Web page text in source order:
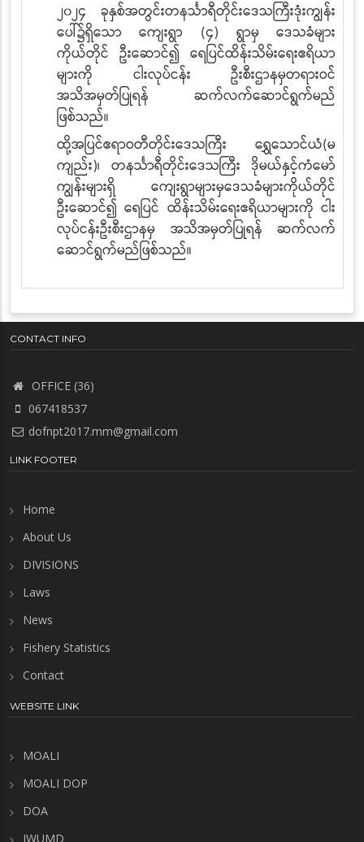
၂၀၂၄ ခုနှစ်အတွင်းတနင်္သာရီတိုင်းဒေသကြီးဒုံးကျွန်း
ပေါ်၌ရှိသော ကျေးရွာ (၄) ရွာမှ ဒေသခံများ
ကိုယ်တိုင် ဦးဆောင်၍ ရေပြင်ထိန်းသိမ်းရေးဧရိယာ
များကို ငါးလုပ်ငန်း ဦးစီးဌာနမှတရားဝင်
အသိအမှတ်ပြုရန် ဆက်လက်ဆောင်ရွက်မည်
ဖြစ်သည်။
ထို့အပြင်ဧရာဝတီတိုင်းဒေသကြီး ရွှေသောင်ယံ(မ
ကျည်း)၊ တနင်္သာရီတိုင်းဒေသကြီး ဒိုမယ်နှင့်ကံမော်
ကျွန်းများရှိ ကျေးရွာများမှဒေသခံများကိုယ်တိုင်
ဦးဆောင်၍ ရေပြင် ထိန်းသိမ်းရေးဧရိယာများကို ငါး
လုပ်ငန်းဦးစီးဌာနမှ အသိအမှတ်ပြုရန် ဆက်လက်
ဆောင်ရွက်မည်ဖြစ်သည်။
CONTACT INFO
OFFICE (36)
067418537
dofnpt2017.mm@gmail.com
LINK FOOTER
Home
About Us
DIVISIONS
Laws
News
Fishery Statistics
Contact
WEBSITE LINK
MOALI
MOALI DOP
DOA
IWUMD